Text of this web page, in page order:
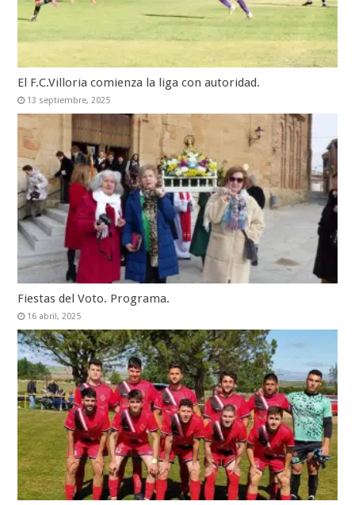
El F.C.Villoria comienza la liga con autoridad.
13 septiembre, 2025
Fiestas del Voto. Programa.
16 abril, 2025